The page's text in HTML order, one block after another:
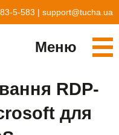
5-583 | support@tucha.ua
Меню
RDP-
для